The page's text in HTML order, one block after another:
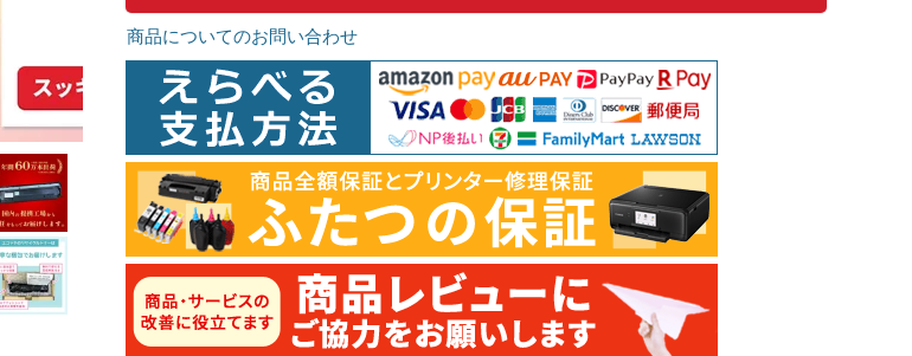
商品についてのお問い合わせ